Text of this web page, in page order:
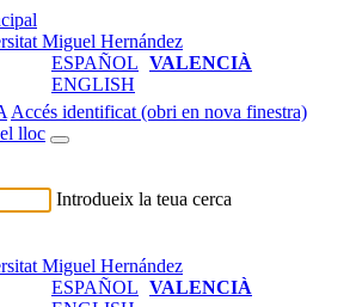
ESPAÑOL VALENCIÀ
ENGLISH
Accés identificat (obri en nova finestra)
lloc
Introdueix la teua cerca
ESPAÑOL VALENCIÀ